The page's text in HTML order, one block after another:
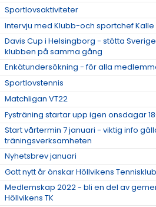
Sportlovsaktiviteter
Intervju med Klubb-och sportchef Kalle
Davis Cup i Helsingborg - stötta
klubben på samma gång
Enkätundersökning - för alla
Sportlovstennis
Matchligan VT22
Fysträning startar upp igen onsdagar
Start vårtermin 7 januari - viktig info
träningsverksamheten
Nyhetsbrev januari
Gott nytt år önskar Höllvikens
Medlemskap 2022 - bli en del av
Höllvikens TK